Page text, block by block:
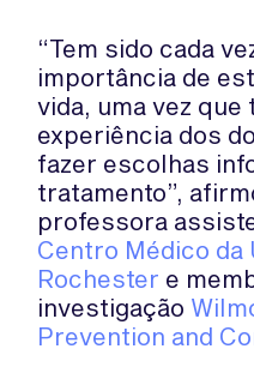
“Tem sido cada
importância de
vida, uma vez
experiência dos
fazer escolhas
tratamento”,
professora
Centro Médico da
Rochester e
investigação
Prevention and